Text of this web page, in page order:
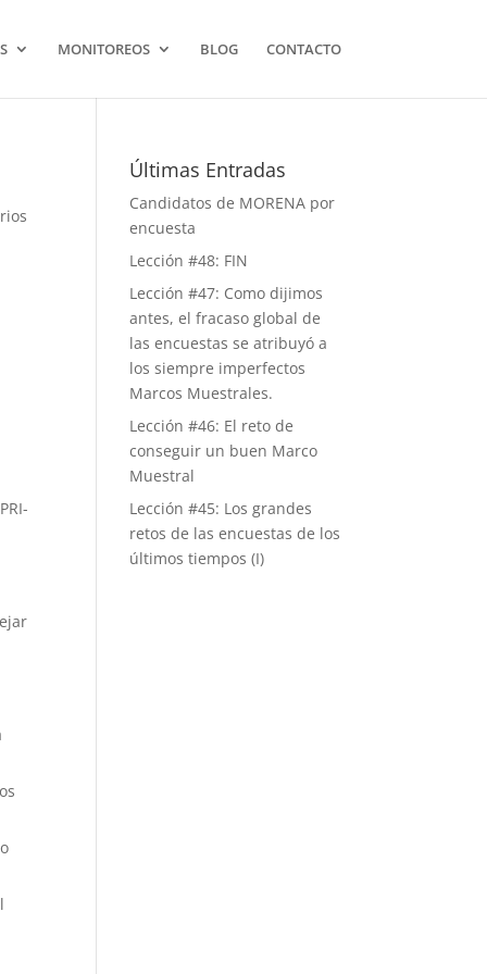
MONITOREOS BLOG CONTACTO
Últimas Entradas
Candidatos de MORENA por
encuesta
Lección #48: FIN
Lección #47: Como dijimos
antes, el fracaso global de
las encuestas se atribuyó a
los siempre imperfectos
Marcos Muestrales.
Lección #46: El reto de
conseguir un buen Marco
Muestral
Lección #45: Los grandes
retos de las encuestas de los
últimos tiempos (I)